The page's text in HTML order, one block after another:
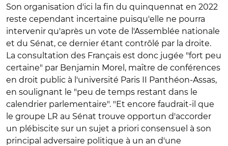
Son organisation d'ici la fin du quinquennat en 2022
reste cependant incertaine puisqu'elle ne pourra
intervenir qu'après un vote de l'Assemblée nationale
et du Sénat, ce dernier étant contrôlé par la droite.
La consultation des Français est donc jugée "fort peu
certaine" par Benjamin Morel, maître de conférences
en droit public à l'université Paris II Panthéon-Assas,
en soulignant le "peu de temps restant dans le
calendrier parlementaire". "Et encore faudrait-il que
le groupe LR au Sénat trouve opportun d'accorder
un plébiscite sur un sujet a priori consensuel à son
principal adversaire politique à un an d'une